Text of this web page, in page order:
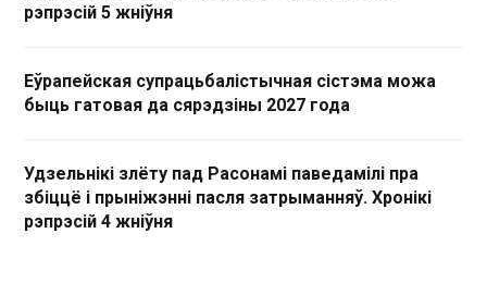
рэпрэсій 5 жніўня
Еўрапейская супрацьбалістычная сістэма можа
быць гатовая да сярэдзіны 2027 года
Удзельнікі злёту пад Расонамі паведамілі пра
збіццё і прыніжэнні пасля затрыманняў. Хронікі
рэпрэсій 4 жніўня